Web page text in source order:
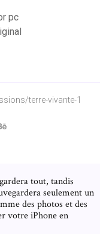
pc
terre-vivante-1
tout, tandis
seulement un
des photos et des
votre iPhone en